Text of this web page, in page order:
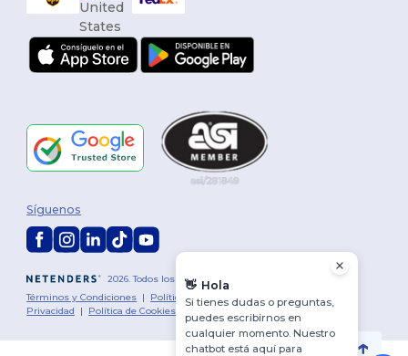
2026. Todos los derechos reservados
Términos y Condiciones | Política de personalización
Política de
Privacidad | Política de Cookies
Síguenos
👋 Hola
Si tienes dudas o preguntas,
puedes escribirnos en
cualquier momento. Nuestro
chatbot está aquí para